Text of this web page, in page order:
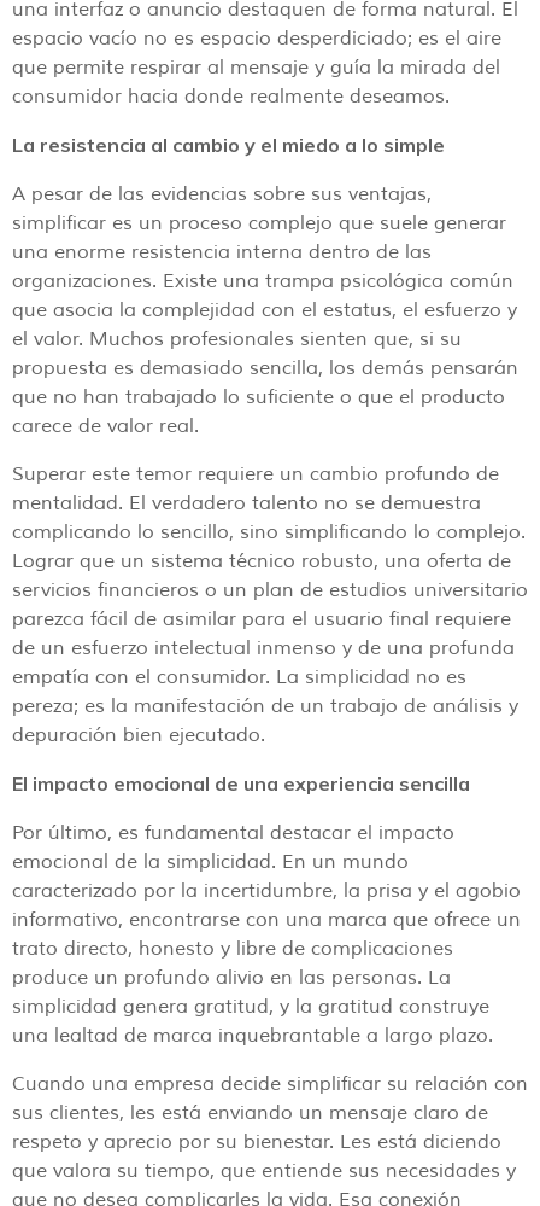
una interfaz o anuncio destaquen de forma natural. El
espacio vacío no es espacio desperdiciado; es el aire
que permite respirar al mensaje y guía la mirada del
consumidor hacia donde realmente deseamos.
La resistencia al cambio y el miedo a lo simple
A pesar de las evidencias sobre sus ventajas,
simplificar es un proceso complejo que suele generar
una enorme resistencia interna dentro de las
organizaciones. Existe una trampa psicológica común
que asocia la complejidad con el estatus, el esfuerzo y
el valor. Muchos profesionales sienten que, si su
propuesta es demasiado sencilla, los demás pensarán
que no han trabajado lo suficiente o que el producto
carece de valor real.
Superar este temor requiere un cambio profundo de
mentalidad. El verdadero talento no se demuestra
complicando lo sencillo, sino simplificando lo complejo.
Lograr que un sistema técnico robusto, una oferta de
servicios financieros o un plan de estudios universitario
parezca fácil de asimilar para el usuario final requiere
de un esfuerzo intelectual inmenso y de una profunda
empatía con el consumidor. La simplicidad no es
pereza; es la manifestación de un trabajo de análisis y
depuración bien ejecutado.
El impacto emocional de una experiencia sencilla
Por último, es fundamental destacar el impacto
emocional de la simplicidad. En un mundo
caracterizado por la incertidumbre, la prisa y el agobio
informativo, encontrarse con una marca que ofrece un
trato directo, honesto y libre de complicaciones
produce un profundo alivio en las personas. La
simplicidad genera gratitud, y la gratitud construye
una lealtad de marca inquebrantable a largo plazo.
Cuando una empresa decide simplificar su relación con
sus clientes, les está enviando un mensaje claro de
respeto y aprecio por su bienestar. Les está diciendo
que valora su tiempo, que entiende sus necesidades y
que no desea complicarles la vida. Esa conexión